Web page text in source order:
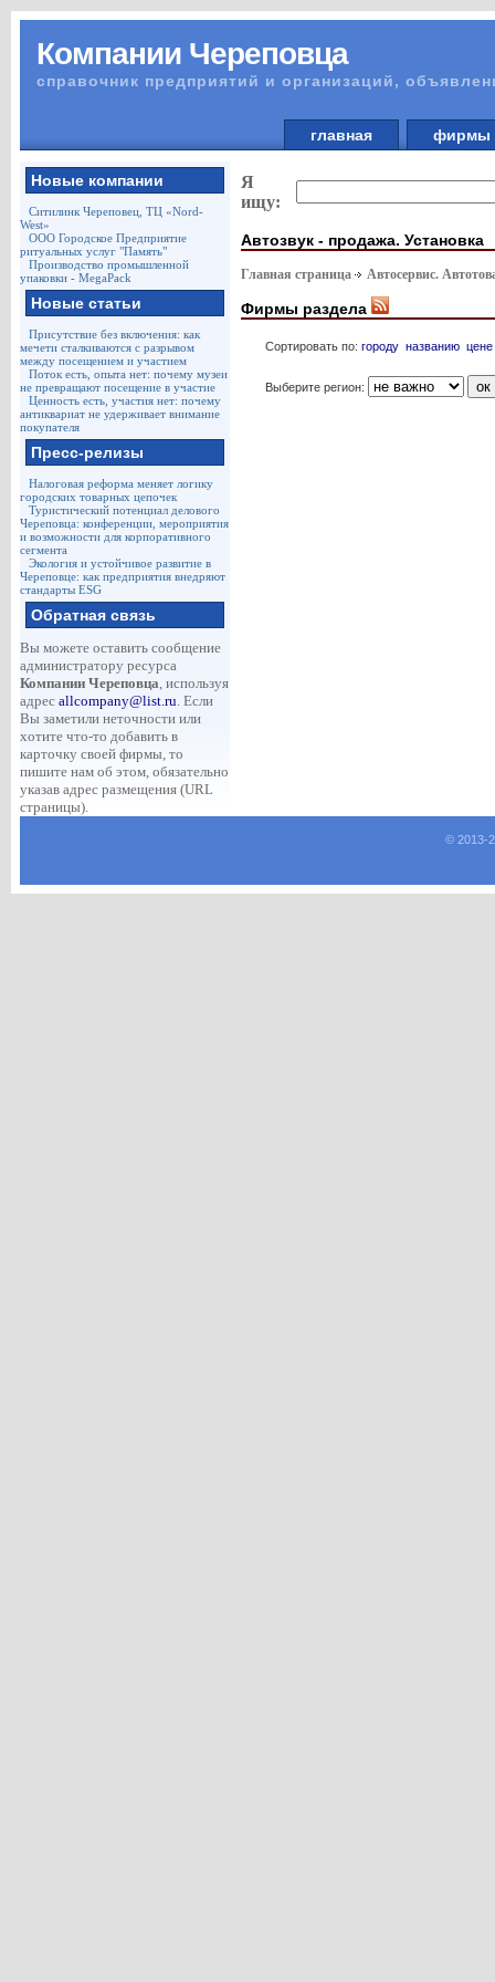
Компании Череповца
справочник предприятий и организаций,
главная
Новые компании
Ситилинк Череповец, ТЦ «Nord-
West»
ООО Городское Предприятие
ритуальных услуг "Память"
Производство промышленной
упаковки - MegaPack
Новые статьи
Присутствие без включения: как
мечети сталкиваются с разрывом
между посещением и участием
Поток есть, опыта нет: почему музеи
не превращают посещение в участие
Ценность есть, участия нет: почему
антиквариат не удерживает внимание
покупателя
Пресс-релизы
Налоговая реформа меняет логику
городских товарных цепочек
Туристический потенциал делового
Череповца: конференции, мероприятия
и возможности для корпоративного
сегмента
Экология и устойчивое развитие в
Череповце: как предприятия внедряют
стандарты ESG
Обратная связь
Вы можете оставить сообщение
администратору ресурса
Компании Череповца, используя
адрес allcompany@list.ru. Если
Вы заметили неточности или
хотите что-то добавить в
карточку своей фирмы, то
пишите нам об этом, обязательно
указав адрес размещения (URL
страницы).
Я
ищу:
Автозвук - продажа. Установка
Главная страница Автосервис.
Фирмы раздела
Сортировать по: городу названию цене
Выберите регион:
© 2013-